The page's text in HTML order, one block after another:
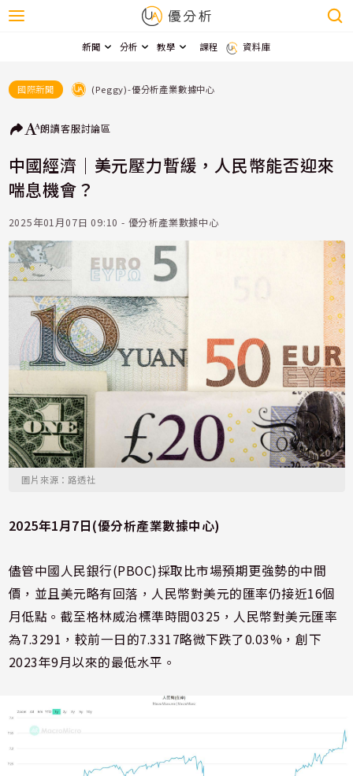
新聞 分析 教學 課程 資料庫
國際新聞 (Peggy)-優分析產業數據中心
朗讀客服討論區
中國經濟｜美元壓力暫緩，人民幣能否迎來
喘息機會？
2025年01月07日 09:10 - 優分析產業數據中心
圖片來源：路透社
2025年1月7日(優分析產業數據中心)
儘管中國人民銀行(PBOC)採取比市場預期更強勢的中間
價，並且美元略有回落，人民幣對美元的匯率仍接近16個
月低點。截至格林威治標準時間0325，人民幣對美元匯率
為7.3291，較前一日的7.3317略微下跌了0.03%，創下
2023年9月以來的最低水平。